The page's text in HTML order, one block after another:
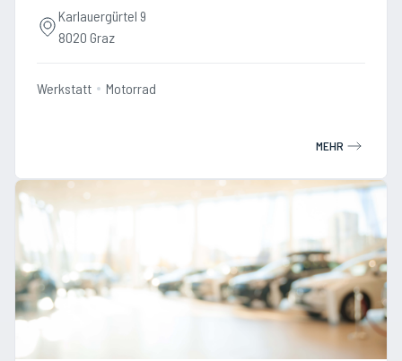
Karlauergürtel 9
8020 Graz
Werkstatt Motorrad
MEHR